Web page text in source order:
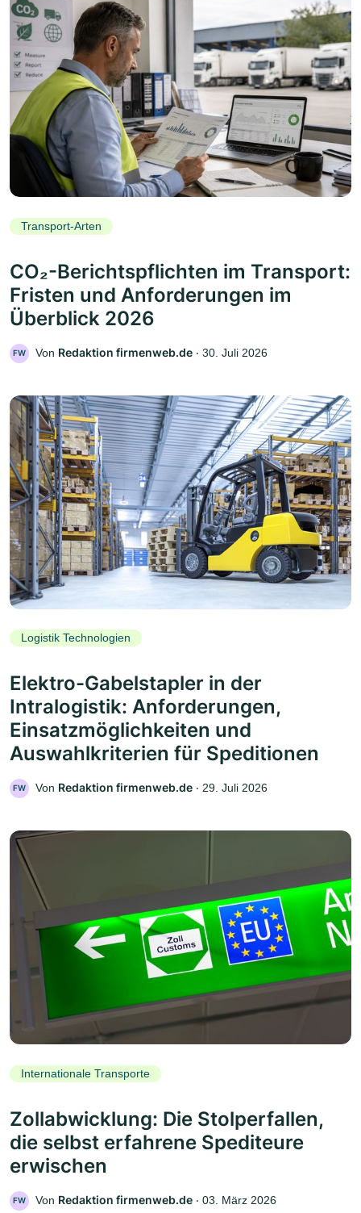
Transport-Arten
CO₂-Berichtspflichten im Transport:
Fristen und Anforderungen im
Überblick 2026
FW Von Redaktion firmenweb.de ‧ 30. Juli 2026
Logistik Technologien
Elektro-Gabelstapler in der
Intralogistik: Anforderungen,
Einsatzmöglichkeiten und
Auswahlkriterien für Speditionen
FW Von Redaktion firmenweb.de ‧ 29. Juli 2026
Internationale Transporte
Zollabwicklung: Die Stolperfallen,
die selbst erfahrene Spediteure
erwischen
FW Von Redaktion firmenweb.de ‧ 03. März 2026